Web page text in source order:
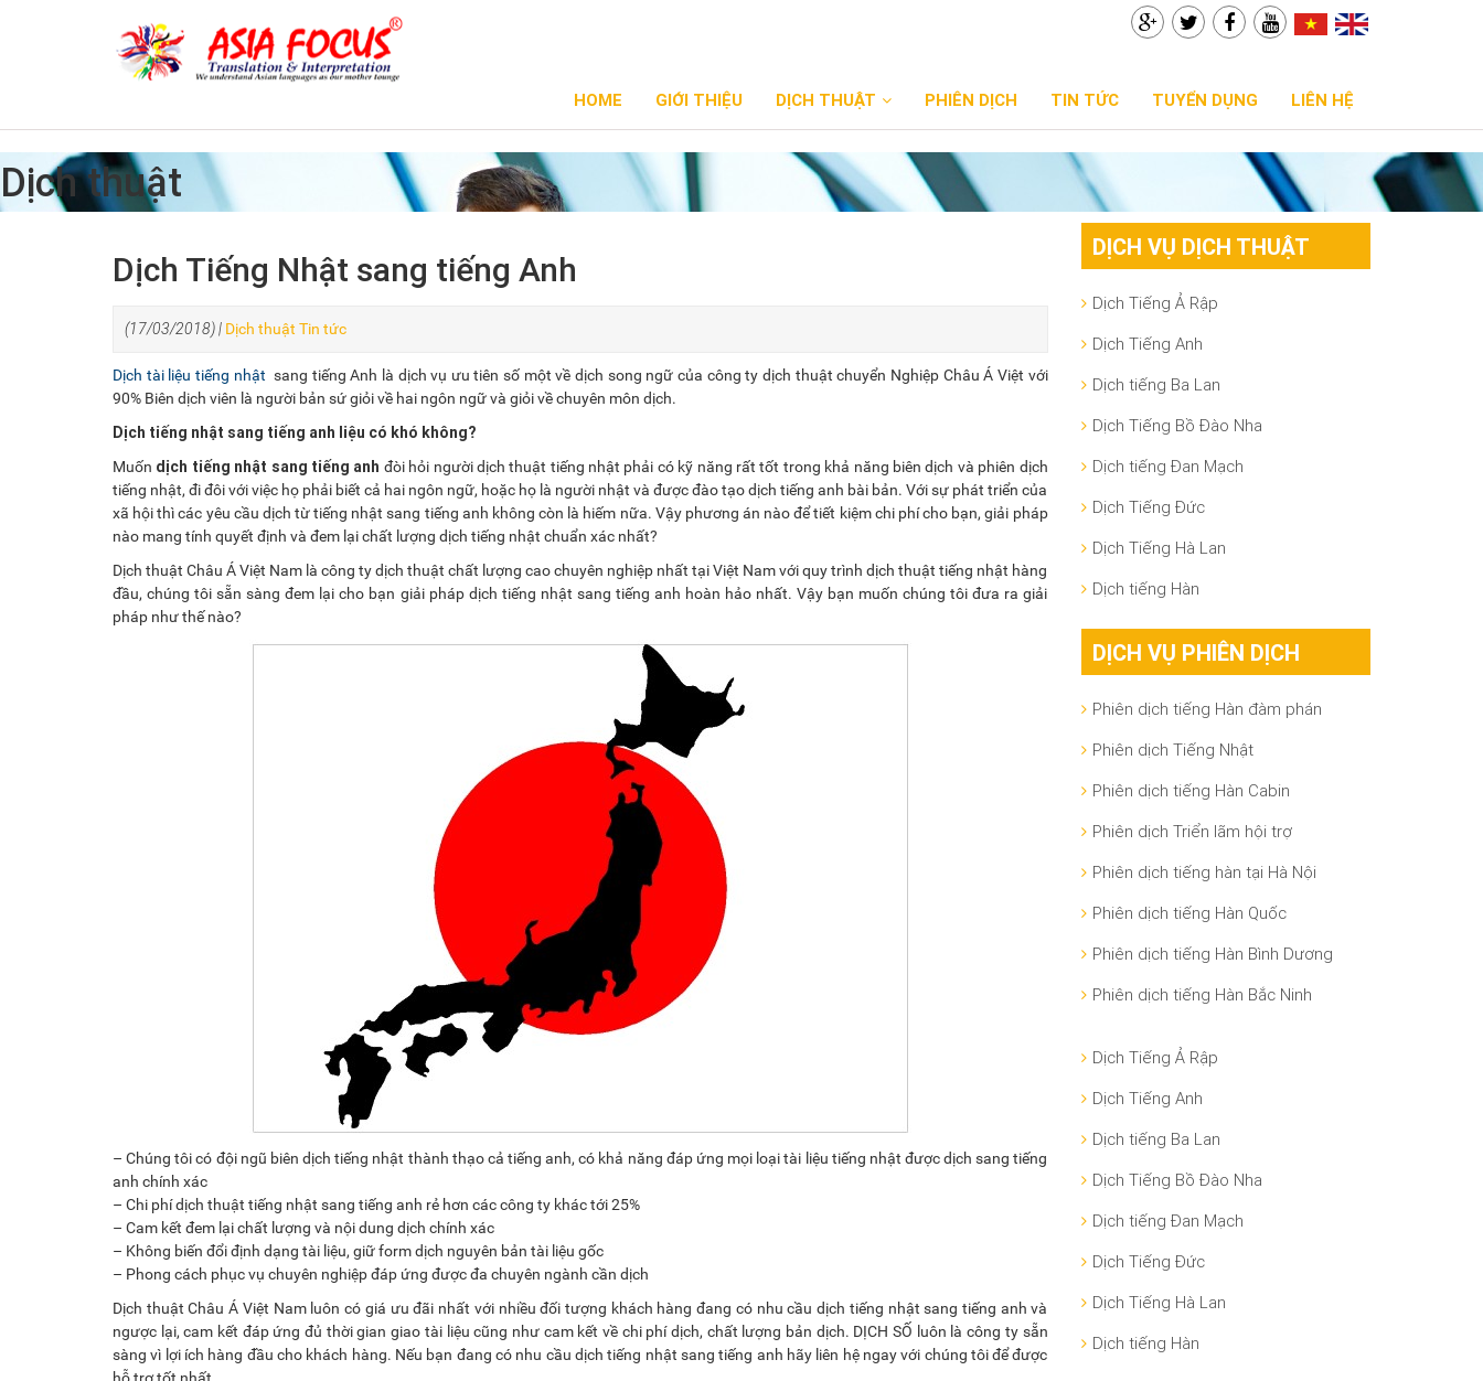
HOME GIỚI THIỆU DỊCH THUẬT PHIÊN DỊCH TIN TỨC TUYỂN DỤNG LIÊN HỆ
Dịch thuật
Dịch Tiếng Nhật sang tiếng Anh
(17/03/2018) | Dịch thuật Tin tức
Dịch tài liệu tiếng nhật sang tiếng Anh là dịch vụ ưu tiên số một về dịch song ngữ của công ty dịch thuật chuyển Nghiệp Châu Á Việt với
90% Biên dịch viên là người bản sứ giỏi về hai ngôn ngữ và giỏi về chuyên môn dịch.
Dịch tiếng nhật sang tiếng anh liệu có khó không?
Muốn dịch tiếng nhật sang tiếng anh đòi hỏi người dịch thuật tiếng nhật phải có kỹ năng rất tốt trong khả năng biên dịch và phiên dịch
tiếng nhật, đi đôi với việc họ phải biết cả hai ngôn ngữ, hoặc họ là người nhật và được đào tạo dịch tiếng anh bài bản. Với sự phát triển của
xã hội thì các yêu cầu dịch từ tiếng nhật sang tiếng anh không còn là hiếm nữa. Vậy phương án nào để tiết kiệm chi phí cho bạn, giải pháp
nào mang tính quyết định và đem lại chất lượng dịch tiếng nhật chuẩn xác nhất?
Dịch thuật Châu Á Việt Nam là công ty dịch thuật chất lượng cao chuyên nghiệp nhất tại Việt Nam với quy trình dịch thuật tiếng nhật hàng
đầu, chúng tôi sẵn sàng đem lại cho bạn giải pháp dịch tiếng nhật sang tiếng anh hoàn hảo nhất. Vậy bạn muốn chúng tôi đưa ra giải
pháp như thế nào?
– Chúng tôi có đội ngũ biên dịch tiếng nhật thành thạo cả tiếng anh, có khả năng đáp ứng mọi loại tài liệu tiếng nhật được dịch sang tiếng
anh chính xác
– Chi phí dịch thuật tiếng nhật sang tiếng anh rẻ hơn các công ty khác tới 25%
– Cam kết đem lại chất lượng và nội dung dịch chính xác
– Không biến đổi định dạng tài liệu, giữ form dịch nguyên bản tài liệu gốc
– Phong cách phục vụ chuyên nghiệp đáp ứng được đa chuyên ngành cần dịch
Dịch thuật Châu Á Việt Nam luôn có giá ưu đãi nhất với nhiều đối tượng khách hàng đang có nhu cầu dịch tiếng nhật sang tiếng anh và
ngược lại, cam kết đáp ứng đủ thời gian giao tài liệu cũng như cam kết về chi phí dịch, chất lượng bản dịch. DỊCH SỐ luôn là công ty sẵn
sàng vì lợi ích hàng đầu cho khách hàng. Nếu bạn đang có nhu cầu dịch tiếng nhật sang tiếng anh hãy liên hệ ngay với chúng tôi để được
DỊCH VỤ DỊCH THUẬT
Dịch Tiếng Ả Rập
Dịch Tiếng Anh
Dịch tiếng Ba Lan
Dịch Tiếng Bồ Đào Nha
Dịch tiếng Đan Mạch
Dịch Tiếng Đức
Dịch Tiếng Hà Lan
Dịch tiếng Hàn
DỊCH VỤ PHIÊN DỊCH
Phiên dịch tiếng Hàn đàm phán
Phiên dịch Tiếng Nhật
Phiên dịch tiếng Hàn Cabin
Phiên dịch Triển lãm hội trợ
Phiên dịch tiếng hàn tại Hà Nội
Phiên dịch tiếng Hàn Quốc
Phiên dịch tiếng Hàn Bình Dương
Phiên dịch tiếng Hàn Bắc Ninh
Dịch Tiếng Ả Rập
Dịch Tiếng Anh
Dịch tiếng Ba Lan
Dịch Tiếng Bồ Đào Nha
Dịch tiếng Đan Mạch
Dịch Tiếng Đức
Dịch Tiếng Hà Lan
Dịch tiếng Hàn